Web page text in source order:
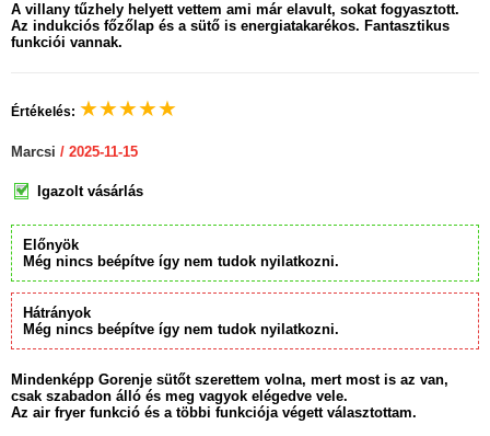
A villany tűzhely helyett vettem ami már elavult, sokat fogyasztott.
Az indukciós főzőlap és a sütő is energiatakarékos. Fantasztikus
funkciói vannak.
Értékelés: ★★★★★
Marcsi / 2025-11-15
Igazolt vásárlás
Előnyök
Még nincs beépítve így nem tudok nyilatkozni.
Hátrányok
Még nincs beépítve így nem tudok nyilatkozni.
Mindenképp Gorenje sütőt szerettem volna, mert most is az van,
csak szabadon álló és meg vagyok elégedve vele.
Az air fryer funkció és a többi funkciója végett választottam.